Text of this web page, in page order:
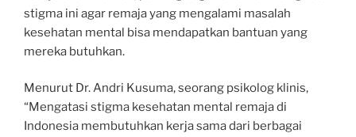
stigma ini agar remaja yang mengalami masalah
kesehatan mental bisa mendapatkan bantuan yang
mereka butuhkan.
Menurut Dr. Andri Kusuma, seorang psikolog klinis,
“Mengatasi stigma kesehatan mental remaja di
Indonesia membutuhkan kerja sama dari berbagai